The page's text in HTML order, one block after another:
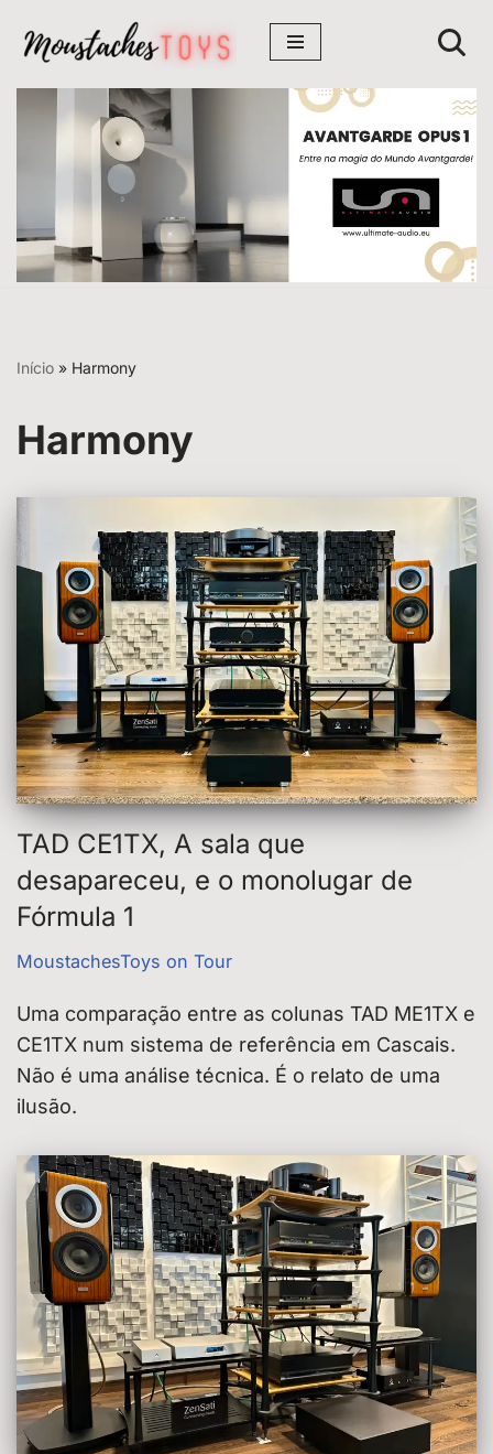
Avançar
para
conteúdo
Início » Harmony
Harmony
TAD CE1TX, A sala que
desapareceu, e o monolugar de
Fórmula 1
MoustachesToys on Tour
Uma comparação entre as colunas TAD ME1TX e
CE1TX num sistema de referência em Cascais.
Não é uma análise técnica. É o relato de uma
ilusão.